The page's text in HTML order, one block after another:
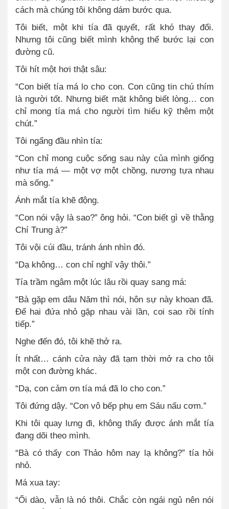
cách mà chúng tôi không dám bước qua.
Tôi biết, một khi tía đã quyết, rất khó thay đổi.
Nhưng tôi cũng biết mình không thể bước lại con
đường cũ.
Tôi hít một hơi thật sâu:
“Con biết tía má lo cho con. Con cũng tin chú thím
là người tốt. Nhưng biết mặt không biết lòng… con
chỉ mong tía má cho người tìm hiểu kỹ thêm một
chút.”
Tôi ngẩng đầu nhìn tía:
“Con chỉ mong cuộc sống sau này của mình giống
như tía má — một vợ một chồng, nương tựa nhau
mà sống.”
Ánh mắt tía khẽ động.
“Con nói vậy là sao?” ông hỏi. “Con biết gì về thằng
Chí Trung à?”
Tôi vội cúi đầu, tránh ánh nhìn đó.
“Dạ không… con chỉ nghĩ vậy thôi.”
Tía trầm ngâm một lúc lâu rồi quay sang má:
“Bà gặp em dâu Năm thì nói, hôn sự này khoan đã.
Để hai đứa nhỏ gặp nhau vài lần, coi sao rồi tính
tiếp.”
Nghe đến đó, tôi khẽ thở ra.
Ít nhất… cánh cửa này đã tạm thời mở ra cho tôi
một con đường khác.
“Dạ, con cảm ơn tía má đã lo cho con.”
Tôi đứng dậy. “Con vô bếp phụ em Sáu nấu cơm.”
Khi tôi quay lưng đi, không thấy được ánh mắt tía
đang dõi theo mình.
“Bà có thấy con Thảo hôm nay lạ không?” tía hỏi
nhỏ.
Má xua tay:
“Ối dào, vẫn là nó thôi. Chắc còn ngái ngủ nên nói